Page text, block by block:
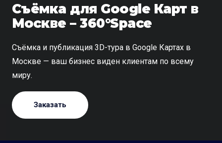
Съёмка для Google Карт в
Москве – 360°Space
Съёмка и публикация 3D-тура в Google Картах в
Москве — ваш бизнес виден клиентам по всему
миру.
Заказать